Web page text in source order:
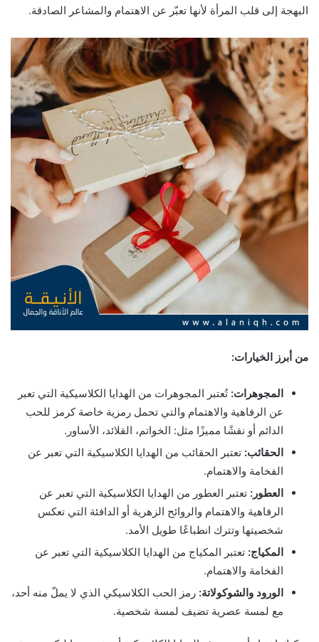
البهجة إلى قلب المرأة لأنها تعبّر عن الاهتمام والمشاعر الصادقة.
من أبرز الخيارات:
المجوهرات: تُعتبر المجوهرات من الهدايا الكلاسيكية التي تعبر
عن الرفاهية والاهتمام والتي تحمل رمزية خاصة كرمز للحب
الدائم أو نقشًا مميزًا مثل: الخواتم، القلائد، الأساور.
الحقائب: تعتبر الحقائب من الهدايا الكلاسيكية التي تعبر عن
الفخامة والاهتمام.
العطور: تعتبر العطور من الهدايا الكلاسيكية التي تعبر عن
الرفاهية والاهتمام والروائح الزهرية أو الدافئة التي تعكس
شخصيتها وتترك انطباعًا طويل الأمد.
المكياج: تعتبر المكياج من الهدايا الكلاسيكية التي تعبر عن
الفخامة والاهتمام.
الورود والشوكولاتة: رمز الحب الكلاسيكي الذي لا يملّ منه أحد،
مع لمسة عصرية تضيف لمسة شخصية.